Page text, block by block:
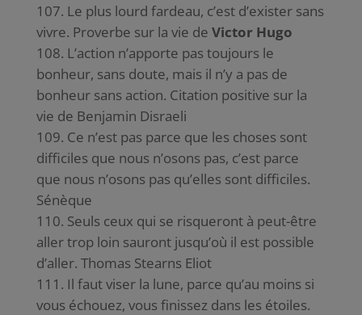
Le plus lourd fardeau, c’est d’exister sans
vivre. Proverbe sur la vie de Victor Hugo
L’action n’apporte pas toujours le
bonheur, sans doute, mais il n’y a pas de
bonheur sans action. Citation positive sur la
vie de Benjamin Disraeli
Ce n’est pas parce que les choses sont
difficiles que nous n’osons pas, c’est parce
que nous n’osons pas qu’elles sont difficiles.
Sénèque
Seuls ceux qui se risqueront à peut-être
aller trop loin sauront jusqu’où il est possible
d’aller. Thomas Stearns Eliot
Il faut viser la lune, parce qu’au moins si
vous échouez, vous finissez dans les étoiles.